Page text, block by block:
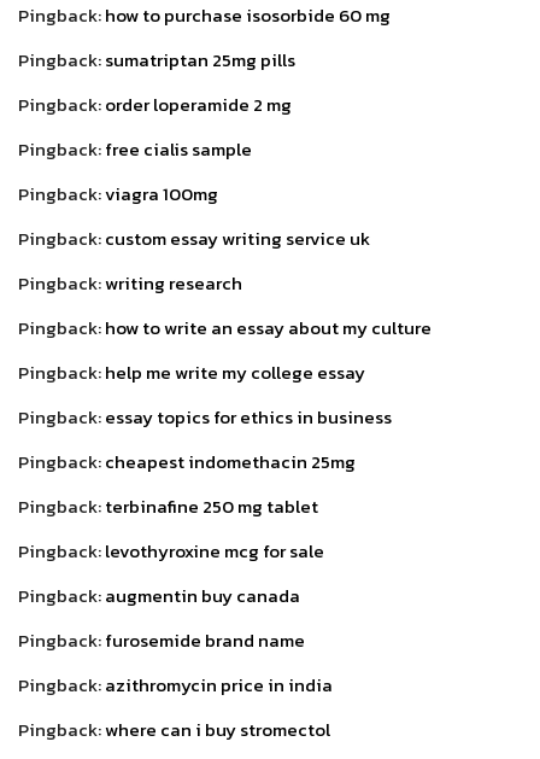
Pingback:how to purchase isosorbide 60 mg
Pingback:sumatriptan 25mg pills
Pingback:order loperamide 2 mg
Pingback:free cialis sample
Pingback:viagra 100mg
Pingback:custom essay writing service uk
Pingback:writing research
Pingback:how to write an essay about my culture
Pingback:help me write my college essay
Pingback:essay topics for ethics in business
Pingback:cheapest indomethacin 25mg
Pingback:terbinafine 250 mg tablet
Pingback:levothyroxine mcg for sale
Pingback:augmentin buy canada
Pingback:furosemide brand name
Pingback:azithromycin price in india
Pingback:where can i buy stromectol